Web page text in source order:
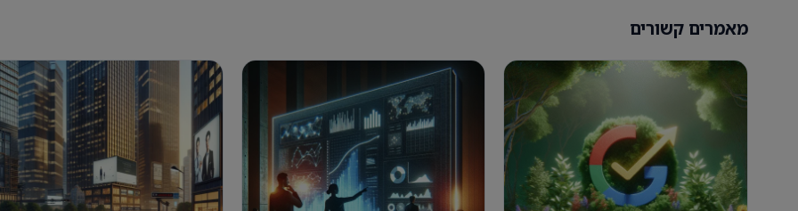
מאמרים קשורים